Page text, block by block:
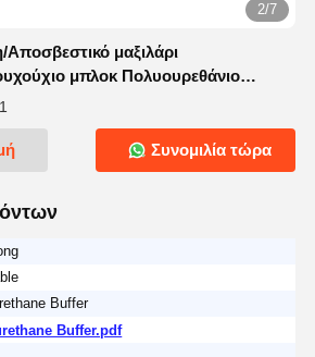
2/7
μαξιλάρι
μπλοκ Πολυουρεθάνιο
εξαρτήματα μηχανών
Συνομιλία τώρα
Buffer
Buffer.pdf